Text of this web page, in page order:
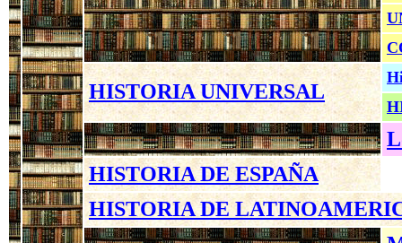
HISTORIA UNIVERSAL
HISTORIA DE ESPAÑA
HISTORIA DE